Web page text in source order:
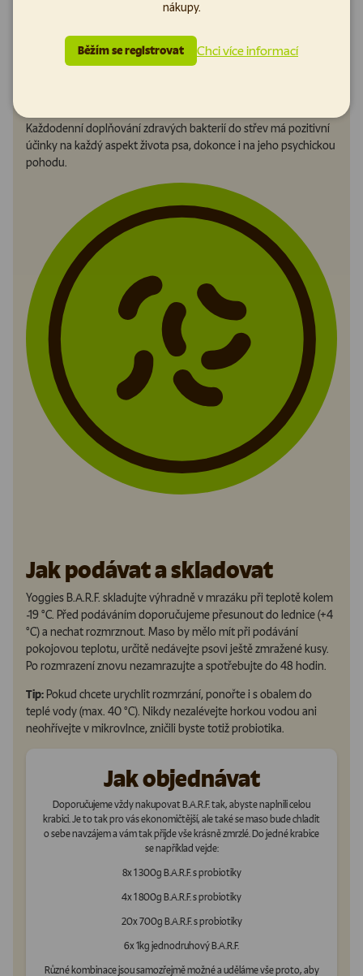
S dávkou probiotik
Každodenní doplňování zdravých bakterií do střev má pozitivní
účinky na každý aspekt života psa, dokonce i na jeho psychickou
pohodu.
Jak podávat a skladovat
Yoggies B.A.R.F. skladujte výhradně v mrazáku při teplotě kolem
-19 °C. Před podáváním doporučujeme přesunout do lednice (+4
°C) a nechat rozmrznout. Maso by mělo mít při podávání
pokojovou teplotu, určitě nedávejte psovi ještě zmražené kusy.
Po rozmrazení znovu nezamrazujte a spotřebujte do 48 hodin.
Tip: Pokud chcete urychlit rozmrzání, ponořte i s obalem do
teplé vody (max. 40 °C). Nikdy nezalévejte horkou vodou ani
neohřívejte v mikrovlnce, zničili byste totiž probiotika.
Jak objednávat
Doporučujeme vždy nakupovat B.A.R.F. tak, abyste naplnili celou
krabici. Je to tak pro vás ekonomičtější, ale také se maso bude chladit
o sebe navzájem a vám tak přijde vše krásně zmrzlé. Do jedné krabice
se například vejde:
8x 1 300g B.A.R.F. s probiotiky
4x 1 800g B.A.R.F. s probiotiky
20x 700g B.A.R.F. s probiotiky
6x 1kg jednodruhový B.A.R.F.
Různé kombinace jsou samozřejmě možné a uděláme vše proto, aby
nákupy.
Běžím se registrovat Chci více informací